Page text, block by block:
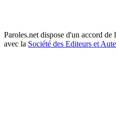
Paroles.net dispose d'un accord de
avec la Société des Editeurs et